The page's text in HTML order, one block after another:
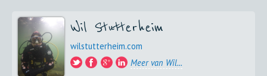
Wil Stutterheim
wilstutterheim.com
Meer van Wil...